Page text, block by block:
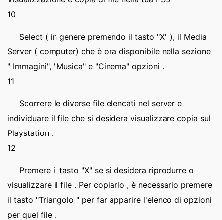
10
Select ( in genere premendo il tasto "X" ), il Media
Server ( computer) che è ora disponibile nella sezione
" Immagini", "Musica" e "Cinema" opzioni .
11
Scorrere le diverse file elencati nel server e
individuare il file che si desidera visualizzare copia sul
Playstation .
12
Premere il tasto "X" se si desidera riprodurre o
visualizzare il file . Per copiarlo , è necessario premere
il tasto "Triangolo " per far apparire l'elenco di opzioni
per quel file .